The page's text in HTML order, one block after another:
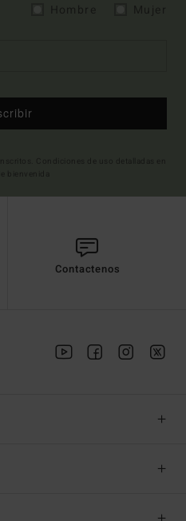
Contactenos